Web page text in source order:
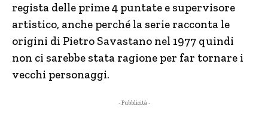
regista delle prime 4 puntate e supervisore
artistico, anche perché la serie racconta le
origini di Pietro Savastano nel 1977 quindi
non ci sarebbe stata ragione per far tornare i
vecchi personaggi.
- Pubblicità -